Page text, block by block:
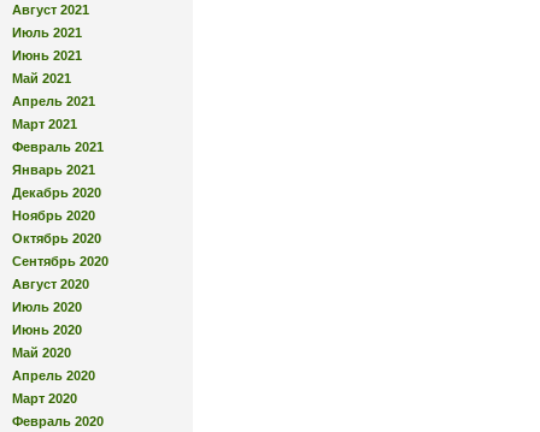
Август 2021
Июль 2021
Июнь 2021
Май 2021
Апрель 2021
Март 2021
Февраль 2021
Январь 2021
Декабрь 2020
Ноябрь 2020
Октябрь 2020
Сентябрь 2020
Август 2020
Июль 2020
Июнь 2020
Май 2020
Апрель 2020
Март 2020
Февраль 2020